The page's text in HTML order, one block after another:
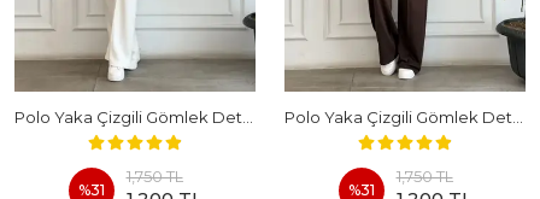
%31
1,750 TL
%31
1,750 TL